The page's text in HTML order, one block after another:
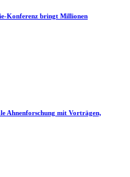
Konferenz bringt Millionen
Ahnenforschung mit Vorträgen,